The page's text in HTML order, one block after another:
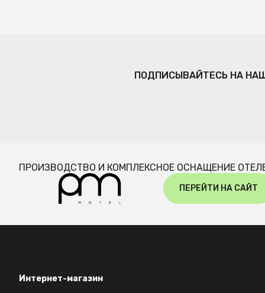
ПОДПИСЫВАЙТЕСЬ НА
ПРОИЗВОДСТВО И КОМПЛЕКСНОЕ ОСНАЩЕНИЕ
ПЕРЕЙТИ НА САЙТ
Интернет-магазин